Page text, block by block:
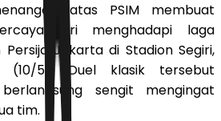
atas PSIM membuat
diri menghadapi laga
Jakarta di Stadion Segiri,
(10/5). Duel klasik tersebut
sengit mengingat
tim.